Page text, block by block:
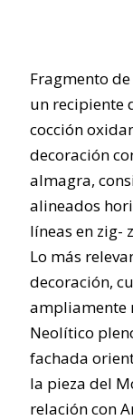
Fragmento
un recipiente
cocción
decoración
almagra,
alineados
líneas en zig-
Lo más
decoración,
ampliamente
Neolítico
fachada
la pieza del
relación con